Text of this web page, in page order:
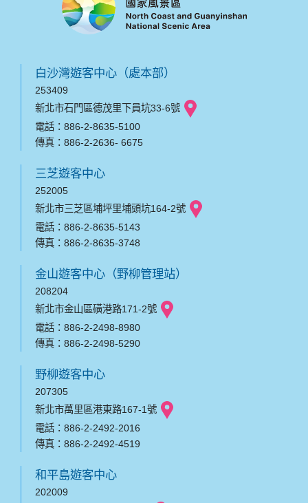
白沙灣遊客中心（處本部）
253409
新北市石門區德茂里下員坑33-6號
電話：886-2-8635-5100
傳真：886-2-2636- 6675
三芝遊客中心
252005
新北市三芝區埔坪里埔頭坑164-2號
電話：886-2-8635-5143
傳真：886-2-8635-3748
金山遊客中心（野柳管理站）
208204
新北市金山區磺港路171-2號
電話：886-2-2498-8980
傳真：886-2-2498-5290
野柳遊客中心
207305
新北市萬里區港東路167-1號
電話：886-2-2492-2016
傳真：886-2-2492-4519
和平島遊客中心
202009